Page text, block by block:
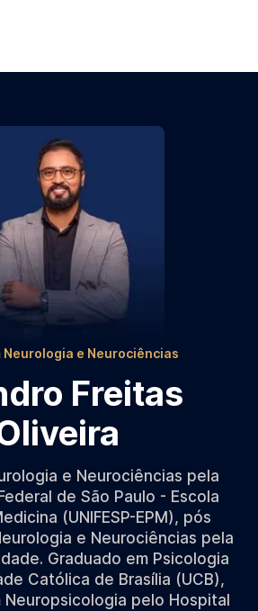
Neurologia e Neurociências
Freitas
e Neurociências pela
de São Paulo - Escola
(UNIFESP-EPM), pós
e Neurociências pela
Graduado em Psicologia
Católica de Brasília (UCB),
pelo Hospital